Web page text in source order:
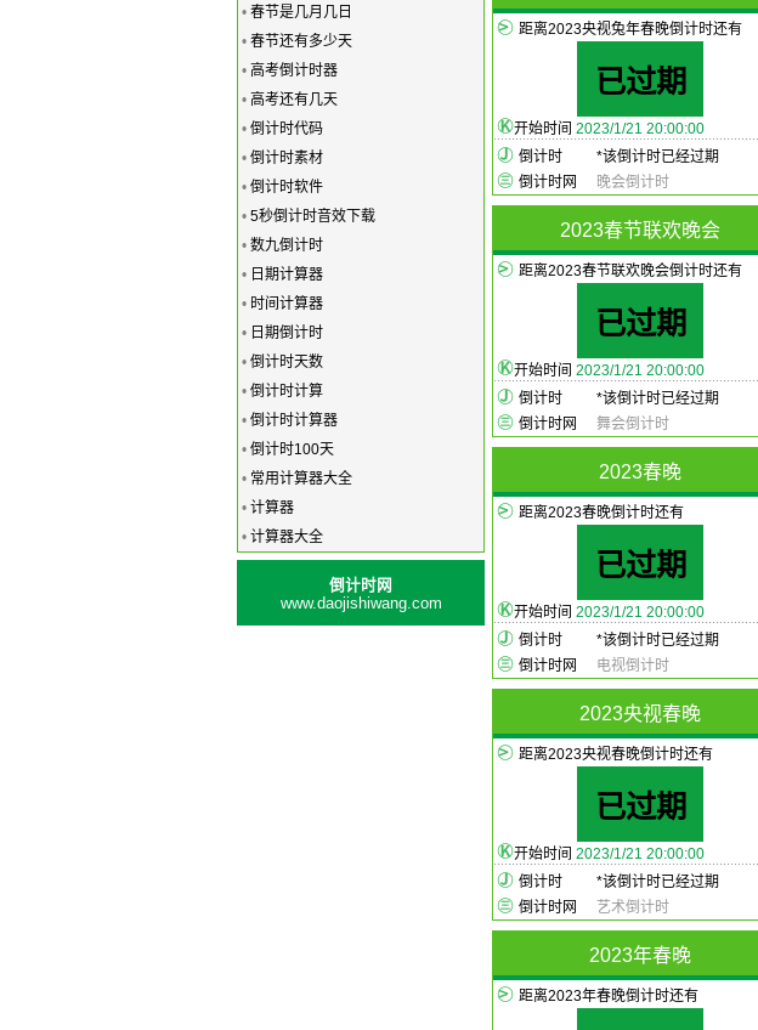
• 春节是几月几日
• 春节还有多少天
• 高考倒计时器
• 高考还有几天
• 倒计时代码
• 倒计时素材
• 倒计时软件
• 5秒倒计时音效下载
• 数九倒计时
• 日期计算器
• 时间计算器
• 日期倒计时
• 倒计时天数
• 倒计时计算
• 倒计时计算器
• 倒计时100天
• 常用计算器大全
• 计算器
• 计算器大全
倒计时网
www.daojishiwang.com
距离2023央视兔年春晚倒计时还有
已过期
开始时间 2023/1/21 20:00:00
倒计时
*该倒计时已经过期
倒计时网
晚会倒计时
2023春节联欢晚会
距离2023春节联欢晚会倒计时还有
已过期
开始时间 2023/1/21 20:00:00
倒计时
*该倒计时已经过期
倒计时网
舞会倒计时
2023春晚
距离2023春晚倒计时还有
已过期
开始时间 2023/1/21 20:00:00
倒计时
*该倒计时已经过期
倒计时网
电视倒计时
2023央视春晚
距离2023央视春晚倒计时还有
已过期
开始时间 2023/1/21 20:00:00
倒计时
*该倒计时已经过期
倒计时网
艺术倒计时
2023年春晚
距离2023年春晚倒计时还有